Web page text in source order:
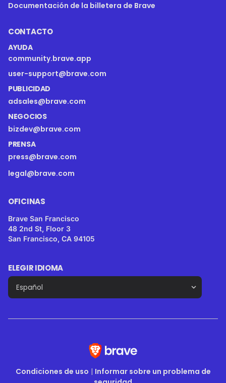
Documentación de la billetera de Brave
CONTACTO
AYUDA
community.brave.app
user-support@brave.com
PUBLICIDAD
adsales@brave.com
NEGOCIOS
bizdev@brave.com
PRENSA
press@brave.com
legal@brave.com
OFICINAS
Brave San Francisco
48 2nd St, Floor 3
San Francisco, CA 94105
ELEGIR IDIOMA
Condiciones de uso | Informar sobre un problema de